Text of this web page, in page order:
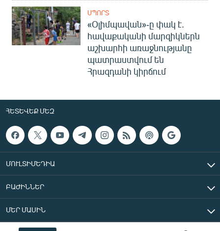
ՍՊՈՐՏ
«Օլիմպավան»-ը փակ է.
հավաքականի մարզիկներն
աշխարհի առաջնությանը
պատրաստվում են
Հրազդանի կիրճում
ՀԵՏԵՎԵՔ ՄԵԶ
ՄՈՒԼՏԻՄԵԴԻԱ
ԲԱԺԻՆՆԵՐ
ՄԵՐ ՄԱՍԻՆ